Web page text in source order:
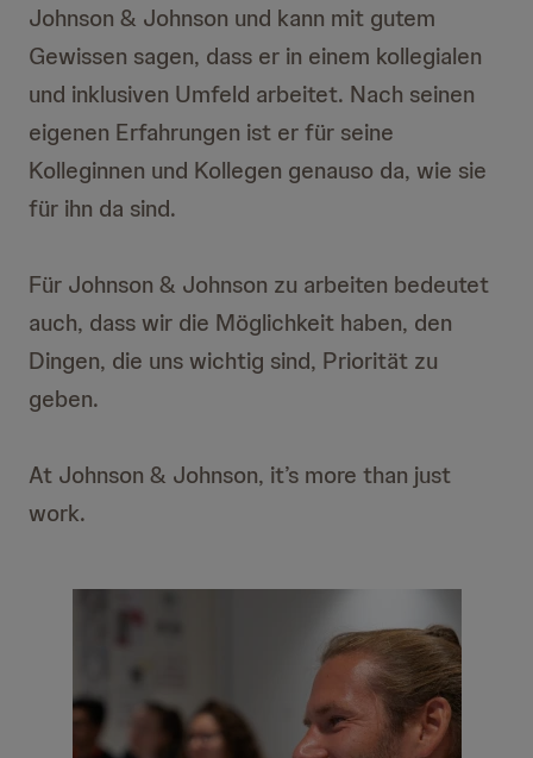
Johnson & Johnson und kann mit gutem
Gewissen sagen, dass er in einem kollegialen
und inklusiven Umfeld arbeitet. Nach seinen
eigenen Erfahrungen ist er für seine
Kolleginnen und Kollegen genauso da, wie sie
für ihn da sind.
Für Johnson & Johnson zu arbeiten bedeutet
auch, dass wir die Möglichkeit haben, den
Dingen, die uns wichtig sind, Priorität zu
geben.
At Johnson & Johnson, it’s more than just
work.